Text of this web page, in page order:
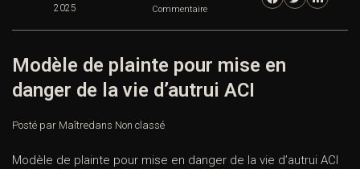
2025 Commentaire
Modèle de plainte pour mise en
danger de la vie d’autrui ACI
Posté par Maîtredans Non classé
Modèle de plainte pour mise en danger de la vie d’autrui ACI